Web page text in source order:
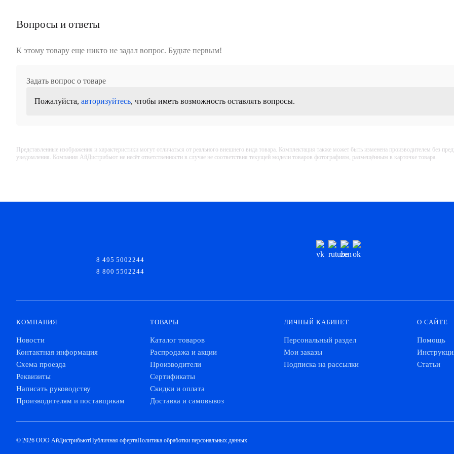
Вопросы и ответы
К этому товару еще никто не задал вопрос. Будьте первым!
Задать вопрос о товаре
Пожалуйста, авторизуйтесь, чтобы иметь возможность оставлять вопросы.
Представленные изображения и характеристики могут отличаться от реального внешнего вида товара. Комплектация также может быть изменена производителем без
уведомления. Компания АйДистрибьют не несёт ответственности в случае не соответствия текущей модели товаров фотографиям, размещённым в карточке товара.
8 495 5002244
8 800 5502244
КОМПАНИЯ
Новости
Контактная информация
Схема проезда
Реквизиты
Написать руководству
Производителям и поставщикам
ТОВАРЫ
Каталог товаров
Распродажа и акции
Производители
Сертификаты
Скидки и оплата
Доставка и самовывоз
ЛИЧНЫЙ КАБИНЕТ
Персональный раздел
Мои заказы
Подписка на рассылки
О САЙТЕ
Помощь
Статьи
© 2026 ООО АйДистрибьютПубличная офертаПолитика обработки персональных данных